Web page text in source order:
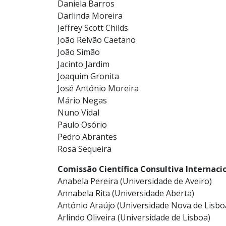
Daniela Barros
Darlinda Moreira
Jeffrey Scott Childs
João Relvão Caetano
João Simão
Jacinto Jardim
Joaquim Gronita
José António Moreira
Mário Negas
Nuno Vidal
Paulo Osório
Pedro Abrantes
Rosa Sequeira
Comissão Científica Consultiva
Anabela Pereira (Universidade de Aveiro)
Annabela Rita (Universidade Aberta)
António Araújo (Universidade Nova de
Arlindo Oliveira (Universidade de Lisboa)